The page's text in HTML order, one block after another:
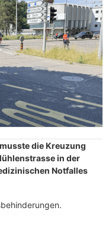
die Kreuzung
in der
Notfalles